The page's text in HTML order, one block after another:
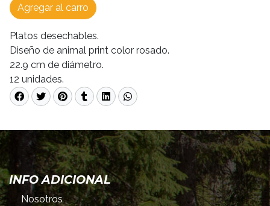
Agregar al carro
Platos desechables.
Diseño de animal print color rosado.
22.9 cm de diámetro.
12 unidades.
INFO ADICIONAL
Nosotros